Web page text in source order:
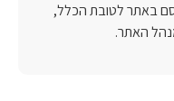
באתר לטובת הכלל,
האתר.